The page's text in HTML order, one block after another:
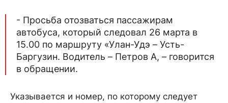
- Просьба отозваться пассажирам
автобуса, который следовал 26 марта в
15.00 по маршруту «Улан-Удэ – Усть-
Баргузин. Водитель – Петров А, – говорится
в обращении.
Указывается и номер, по которому следует